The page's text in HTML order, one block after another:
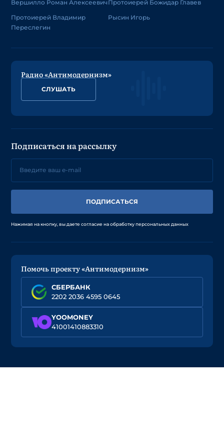
Вершилло Роман Алексеевич
Протоиерей Владимир
Переслегин
Протоиерей Божидар Главев
Рысин Игорь
Радио «Антимодернизм»
СЛУШАТЬ
Подписаться на рассылку
ПОДПИСАТЬСЯ
Нажимая на кнопку, вы даете согласие на обработку персональных данных
Помочь проекту «Антимодернизм»
СБЕРБАНК
2202 2036 4595 0645
YOOMONEY
41001410883310